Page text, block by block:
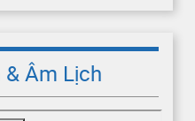
Âm Lịch